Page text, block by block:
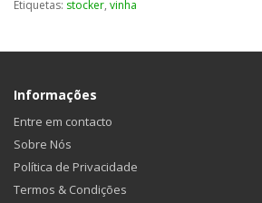
Etiquetas: stocker, vinha
Informações
Entre em contacto
Sobre Nós
Política de Privacidade
Termos & Condições